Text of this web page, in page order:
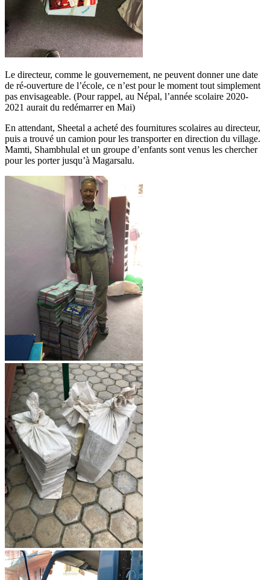
Le directeur, comme le gouvernement, ne peuvent donner une date
de ré-ouverture de l’école, ce n’est pour le moment tout simplement
pas envisageable. (Pour rappel, au Népal, l’année scolaire 2020-
2021 aurait du redémarrer en Mai)
En attendant, Sheetal a acheté des fournitures scolaires au directeur,
puis a trouvé un camion pour les transporter en direction du village.
Mamti, Shambhulal et un groupe d’enfants sont venus les chercher
pour les porter jusqu’à Magarsalu.